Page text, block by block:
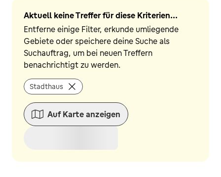
Aktuell keine Treffer für diese Kriterien...
Entferne einige Filter, erkunde umliegende
Gebiete oder speichere deine Suche als
Suchauftrag, um bei neuen Treffern
benachrichtigt zu werden.
Stadthaus
Auf Karte anzeigen